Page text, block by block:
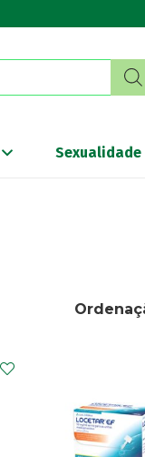
Sexualidade